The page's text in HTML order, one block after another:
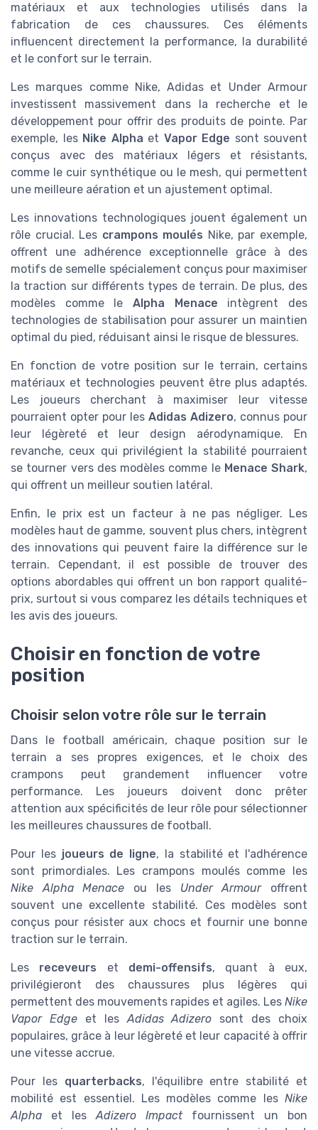
matériaux et aux technologies utilisés dans la
fabrication de ces chaussures. Ces éléments
influencent directement la performance, la durabilité
et le confort sur le terrain.
Les marques comme Nike, Adidas et Under Armour
investissent massivement dans la recherche et le
développement pour offrir des produits de pointe. Par
exemple, les Nike Alpha et Vapor Edge sont souvent
conçus avec des matériaux légers et résistants,
comme le cuir synthétique ou le mesh, qui permettent
une meilleure aération et un ajustement optimal.
Les innovations technologiques jouent également un
rôle crucial. Les crampons moulés Nike, par exemple,
offrent une adhérence exceptionnelle grâce à des
motifs de semelle spécialement conçus pour maximiser
la traction sur différents types de terrain. De plus, des
modèles comme le Alpha Menace intègrent des
technologies de stabilisation pour assurer un maintien
optimal du pied, réduisant ainsi le risque de blessures.
En fonction de votre position sur le terrain, certains
matériaux et technologies peuvent être plus adaptés.
Les joueurs cherchant à maximiser leur vitesse
pourraient opter pour les Adidas Adizero, connus pour
leur légèreté et leur design aérodynamique. En
revanche, ceux qui privilégient la stabilité pourraient
se tourner vers des modèles comme le Menace Shark,
qui offrent un meilleur soutien latéral.
Enfin, le prix est un facteur à ne pas négliger. Les
modèles haut de gamme, souvent plus chers, intègrent
des innovations qui peuvent faire la différence sur le
terrain. Cependant, il est possible de trouver des
options abordables qui offrent un bon rapport qualité-
prix, surtout si vous comparez les détails techniques et
les avis des joueurs.
Choisir en fonction de votre
position
Choisir selon votre rôle sur le terrain
Dans le football américain, chaque position sur le
terrain a ses propres exigences, et le choix des
crampons peut grandement influencer votre
performance. Les joueurs doivent donc prêter
attention aux spécificités de leur rôle pour sélectionner
les meilleures chaussures de football.
Pour les joueurs de ligne, la stabilité et l'adhérence
sont primordiales. Les crampons moulés comme les
Nike Alpha Menace ou les Under Armouroffrent
souvent une excellente stabilité. Ces modèles sont
conçus pour résister aux chocs et fournir une bonne
traction sur le terrain.
Les receveurs et demi-offensifs, quant à eux,
privilégieront des chaussures plus légères qui
permettent des mouvements rapides et agiles. Les Nike
Vapor Edgeet lesAdidas Adizero sont des choix
populaires, grâce à leur légèreté et leur capacité à offrir
une vitesse accrue.
Pour les quarterbacks, l'équilibre entre stabilité et
mobilité est essentiel. Les modèles comme les Nike
Alpha et lesAdizero Impactfournissent un bon